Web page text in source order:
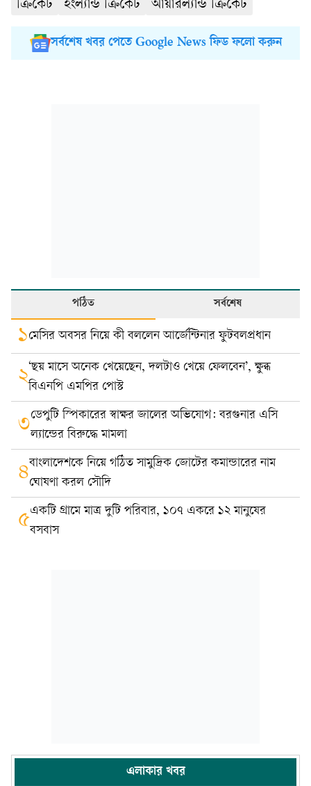
ক্রিকেট ইংল্যান্ড ক্রিকেট আয়ারল্যান্ড ক্রিকেট
সর্বশেষ খবর পেতে Google News ফিড ফলো করুন
পঠিত সর্বশেষ
১মেসির অবসর নিয়ে কী বললেন আর্জেন্টিনার ফুটবলপ্রধান
২‘ছয় মাসে অনেক খেয়েছেন, দলটাও খেয়ে ফেলবেন’, ক্ষুব্ধ
বিএনপি এমপির পোস্ট
৩ডেপুটি স্পিকারের স্বাক্ষর জালের অভিযোগ: বরগুনার এসি
ল্যান্ডের বিরুদ্ধে মামলা
৪বাংলাদেশকে নিয়ে গঠিত সামুদ্রিক জোটের কমান্ডারের নাম
ঘোষণা করল সৌদি
৫একটি গ্রামে মাত্র দুটি পরিবার, ১০৭ একরে ১২ মানুষের
বসবাস
এলাকার খবর